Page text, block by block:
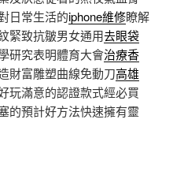
日常生活的iphone維修瞭解
緊致抗皺男女通用去眼袋
研究表明體育大會治療香
財富雕塑曲線免動刀高雄
玩滿意的認證款式經必買
的預計好方法快速擁有靈